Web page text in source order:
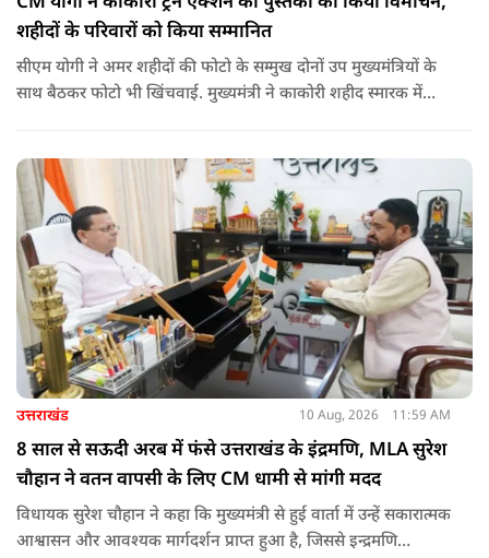
शहीदों के परिवारों को किया सम्मानित
सीएम योगी ने अमर शहीदों की फोटो के सम्मुख दोनों उप मुख्यमंत्रियों के
साथ बैठकर फोटो भी खिंचवाई. मुख्यमंत्री ने काकोरी शहीद स्मारक में
लोगों को बलिदानियों/राष्ट्रनायकों के कृतित्व-व्यक्तित्व आदि के बारे में भी
बताया.
उत्तराखंड 10 Aug, 2026 11:59 AM
8 साल से सऊदी अरब में फंसे उत्तराखंड के इंद्रमणि, MLA सुरेश
चौहान ने वतन वापसी के लिए CM धामी से मांगी मदद
विधायक सुरेश चौहान ने कहा कि मुख्यमंत्री से हुई वार्ता में उन्हें सकारात्मक
आश्वासन और आवश्यक मार्गदर्शन प्राप्त हुआ है, जिससे इन्द्रमणि